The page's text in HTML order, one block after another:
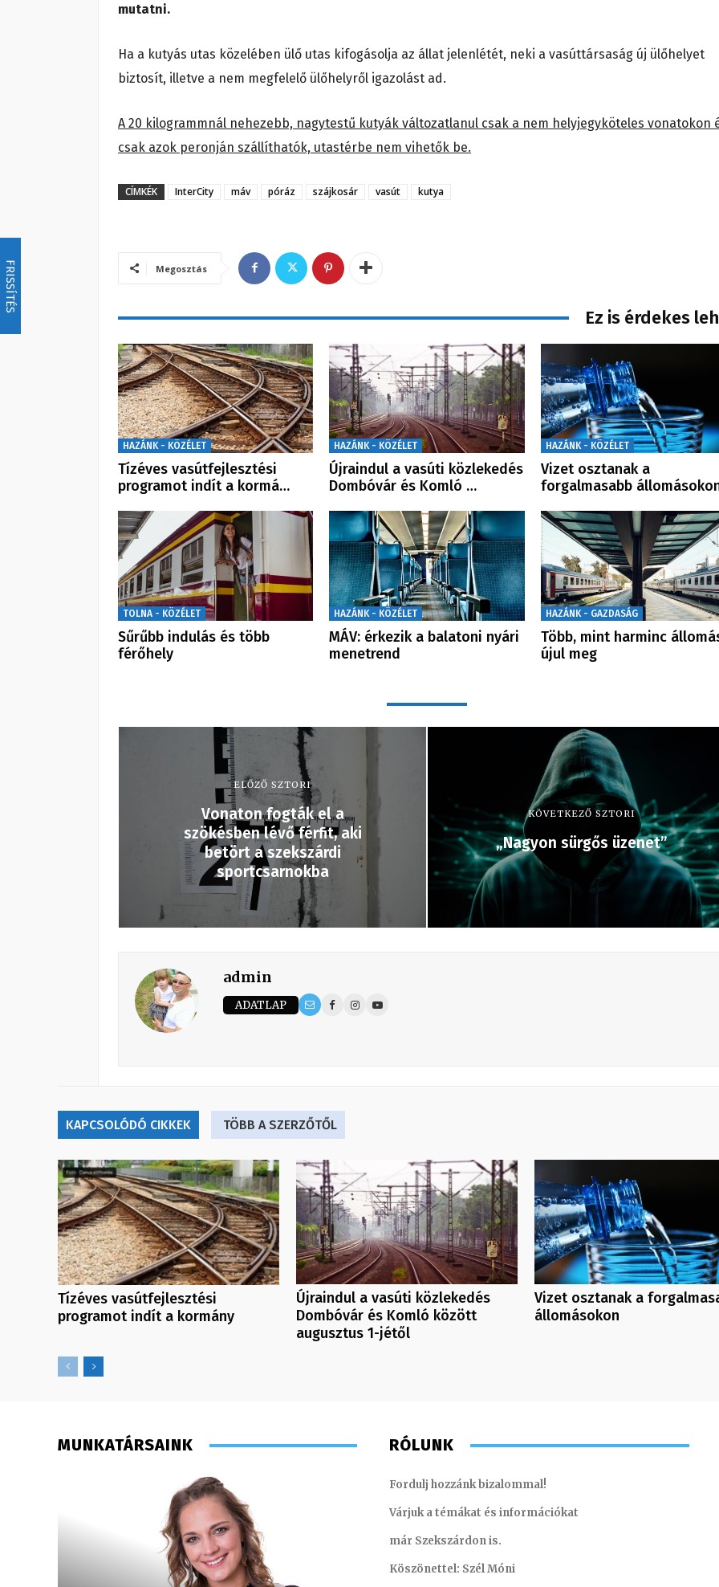
FRISSÍTÉS
mutatni.
Ha a kutyás utas közelében ülő utas kifogásolja az állat jelenlétét, neki a vasúttársaság új ülőhelyet
biztosít, illetve a nem megfelelő ülőhelyről igazolást ad.
A 20 kilogrammnál nehezebb, nagytestű kutyák változatlanul csak a nem helyjegyköteles vonatokon
csak azok peronján szállíthatók, utastérbe nem vihetők be.
CÍMKÉK InterCity máv póráz szájkosár vasút kutya
Megosztás
Ez is érdekes
HAZÁNK - KÖZÉLET
Tízéves vasútfejlesztési
programot indít a kormá…
HAZÁNK - KÖZÉLET
Újraindul a vasúti közlekedés
Dombóvár és Komló …
HAZÁNK - KÖZÉLET
Vizet osztanak a
forgalmasabb
TOLNA - KÖZÉLET
Sűrűbb indulás és több
férőhely
HAZÁNK - KÖZÉLET
MÁV: érkezik a balatoni nyári
menetrend
HAZÁNK - GAZDASÁG
Több, mint harminc
újul meg
ELŐZŐ SZTORI
Vonaton fogták el a
szökésben lévő férfit, aki
betört a szekszárdi
sportcsarnokba
KÖVETKEZŐ SZTORI
„Nagyon sürgős üzenet”
admin
ADATLAP
KAPCSOLÓDÓ CIKKEK TÖBB A SZERZŐTŐL
Tízéves vasútfejlesztési
programot indít a kormány
Újraindul a vasúti közlekedés
Dombóvár és Komló között
augusztus 1-jétől
Vizet osztanak a
állomásokon
MUNKATÁRSAINK RÓLUNK
Fordulj hozzánk bizalommal!
Várjuk a témákat és információkat
már Szekszárdon is.
Köszönettel: Szél Móni